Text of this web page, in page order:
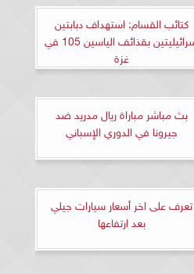
كتائب القسام: استهداف دبابتين
إسرائيليتين بقذائف الياسين 105 في
غزة
بث مباشر مباراة ريال مدريد ضد
جيرونا في الدوري الإسباني
تعرف على اخر أسعار سيارات جيلي
بعد ارتفاعها